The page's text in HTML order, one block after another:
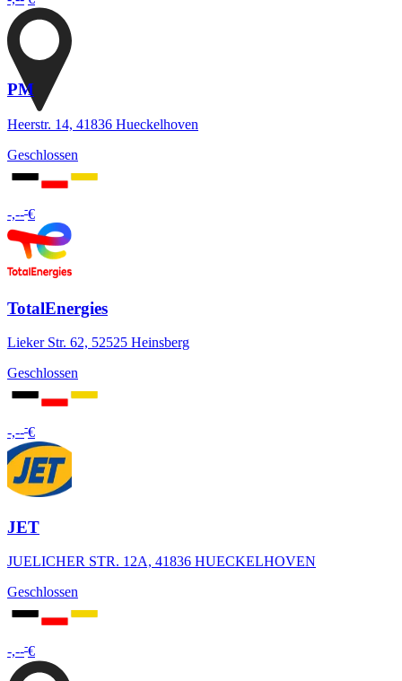
PM
Heerstr. 14, 41836 Hueckelhoven
Geschlossen
-,---€
TotalEnergies
Lieker Str. 62, 52525 Heinsberg
Geschlossen
-,---€
JET
JUELICHER STR. 12A, 41836 HUECKELHOVEN
Geschlossen
-,---€